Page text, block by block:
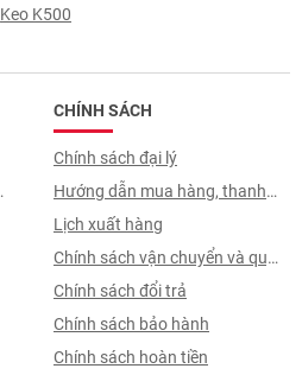
Keo K500
CHÍNH SÁCH
Chính sách đại lý
Hướng dẫn mua hàng, thanh
toán, quy trình ký hợp đồng
Lịch xuất hàng
Chính sách vận chuyển và quy
trình giao nhận
Chính sách đổi trả
Chính sách bảo hành
Chính sách hoàn tiền